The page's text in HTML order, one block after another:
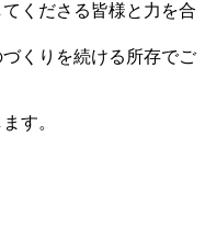
くださる皆様と力を合
くりを続ける所存でご
す。